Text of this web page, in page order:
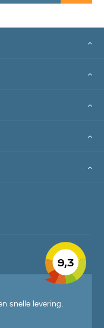
9,3
snelle levering.